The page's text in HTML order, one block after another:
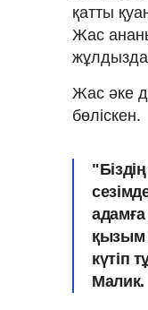
қатты
Жас
Жас әке
бөліскен.
қызым
күтіп
Малик.